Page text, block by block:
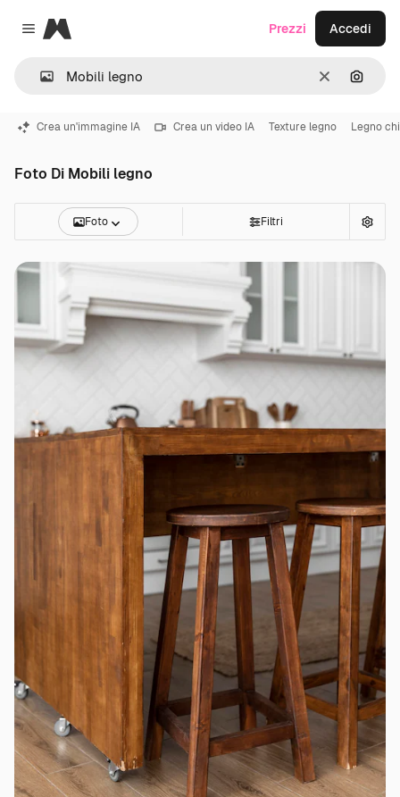
Close menu
Magnific
CancellaCerca
Prezzi Accedi
Crea un'immagine IA Crea un video IA Texture legno Legno
Foto Di Mobili legno
Foto Filtri